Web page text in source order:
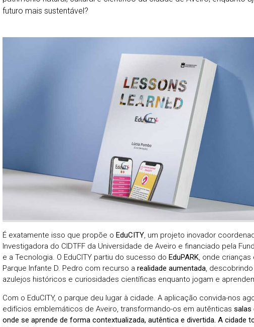
futuro mais sustentável?
É exatamente isso que propõe o EduCITY, um projeto inovador
Investigadora do CIDTFF da Universidade de Aveiro e financiado pela
e a Tecnologia. O EduCITY partiu do sucesso do EduPARK, onde crianças
Parque Infante D. Pedro com recurso a realidade aumentada,
azulejos históricos e curiosidades científicas enquanto jogam e
Com o EduCITY, o parque deu lugar à cidade. A aplicação convida-nos
edifícios emblemáticos de Aveiro, transformando-os em autênticas salas
onde se aprende de forma contextualizada, autêntica e divertida. A cidade